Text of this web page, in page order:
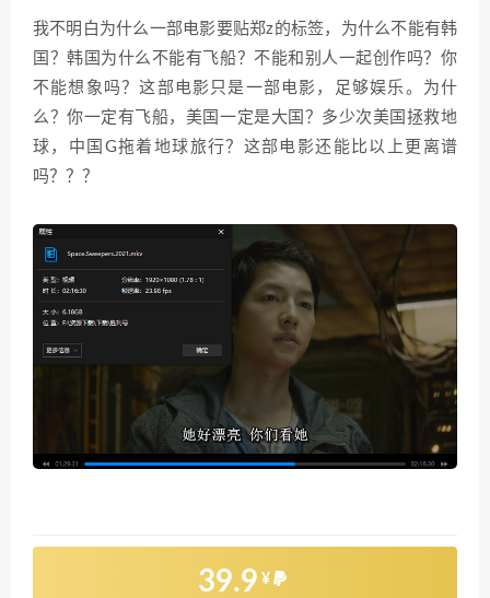
我不明白为什么一部电影要贴郑z的标签，为什么不能有韩
国？韩国为什么不能有飞船？不能和别人一起创作吗？你
不能想象吗？这部电影只是一部电影，足够娱乐。为什
么？你一定有飞船，美国一定是大国？多少次美国拯救地
球，中国G拖着地球旅行？这部电影还能比以上更离谱
吗？？？
39.9 ¥